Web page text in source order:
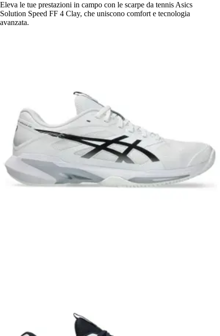
Eleva le tue prestazioni in campo con le scarpe da tennis Asics
Solution Speed FF 4 Clay, che uniscono comfort e tecnologia
avanzata.